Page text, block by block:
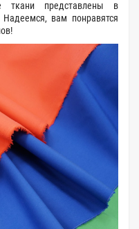
ткани представлены в
Надеемся, вам понравятся